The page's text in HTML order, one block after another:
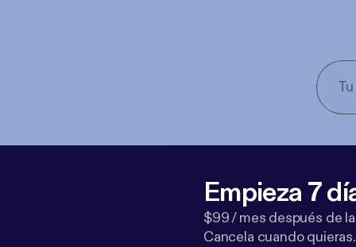
Empieza 7
$99 / mes después de
Cancela cuando quieras.